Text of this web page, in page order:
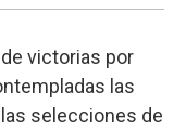
victorias por
las
selecciones de